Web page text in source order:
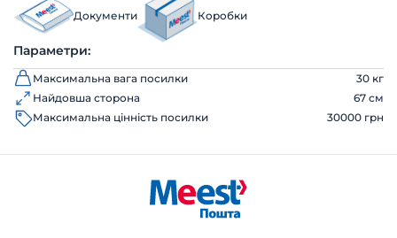
Документи Коробки
Параметри:
Максимальна вага посилки
30 кг
Найдовша сторона
67 см
Максимальна цінність посилки
30000 грн